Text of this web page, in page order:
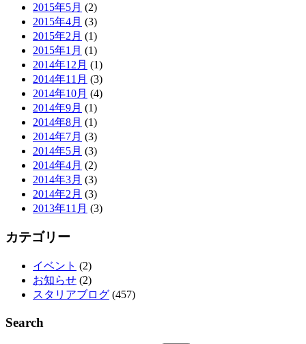
2015年5月 (2)
2015年4月 (3)
2015年2月 (1)
2015年1月 (1)
2014年12月 (1)
2014年11月 (3)
2014年10月 (4)
2014年9月 (1)
2014年8月 (1)
2014年7月 (3)
2014年5月 (3)
2014年4月 (2)
2014年3月 (3)
2014年2月 (3)
2013年11月 (3)
カテゴリー
イベント (2)
お知らせ (2)
スタリアブログ (457)
Search